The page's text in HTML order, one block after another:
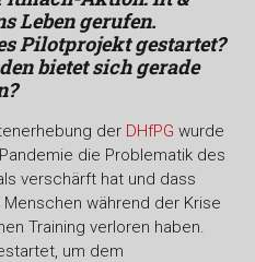
Leben gerufen.
Pilotprojekt gestartet?
bietet sich gerade
der DHfPG wurde
die Problematik des
verschärft hat und dass
während der Krise
Training verloren haben.
um dem